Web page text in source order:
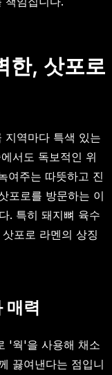
한, 삿포로
지역마다 특색 있는
서도 독보적인 위
여주는 따뜻하고 진
포로를 방문하는 이
. 특히 돼지뼈 육수
포로 라멘의 상징
매력
'웍'을 사용해 채소
끓여낸다는 점입니